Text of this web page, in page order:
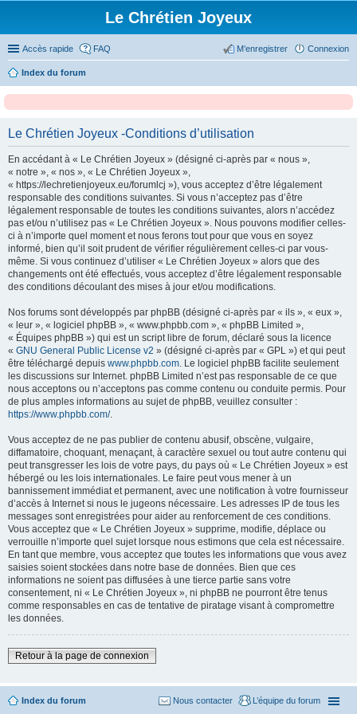
Le Chrétien Joyeux
Accès rapide FAQ Connexion
M’enregistrer
Index du forum
Le Chrétien Joyeux -Conditions d’utilisation
En accédant à « Le Chrétien Joyeux » (désigné ci-après par « nous »,
« notre », « nos », « Le Chrétien Joyeux »,
« https://lechretienjoyeux.eu/forumlcj »), vous acceptez d’être légalement
responsable des conditions suivantes. Si vous n’acceptez pas d’être
légalement responsable de toutes les conditions suivantes, alors n’accédez
pas et/ou n’utilisez pas « Le Chrétien Joyeux ». Nous pouvons modifier celles-
ci à n’importe quel moment et nous ferons tout pour que vous en soyez
informé, bien qu’il soit prudent de vérifier régulièrement celles-ci par vous-
même. Si vous continuez d’utiliser « Le Chrétien Joyeux » alors que des
changements ont été effectués, vous acceptez d’être légalement responsable
des conditions découlant des mises à jour et/ou modifications.
Nos forums sont développés par phpBB (désigné ci-après par « ils », « eux »,
« leur », « logiciel phpBB », « www.phpbb.com », « phpBB Limited »,
« Équipes phpBB ») qui est un script libre de forum, déclaré sous la licence
« GNU General Public License v2 » (désigné ci-après par « GPL ») et qui peut
être téléchargé depuis www.phpbb.com. Le logiciel phpBB facilite seulement
les discussions sur Internet. phpBB Limited n’est pas responsable de ce que
nous acceptons ou n’acceptons pas comme contenu ou conduite permis. Pour
de plus amples informations au sujet de phpBB, veuillez consulter :
https://www.phpbb.com/.
Vous acceptez de ne pas publier de contenu abusif, obscène, vulgaire,
diffamatoire, choquant, menaçant, à caractère sexuel ou tout autre contenu qui
peut transgresser les lois de votre pays, du pays où « Le Chrétien Joyeux » est
hébergé ou les lois internationales. Le faire peut vous mener à un
bannissement immédiat et permanent, avec une notification à votre fournisseur
d’accès à Internet si nous le jugeons nécessaire. Les adresses IP de tous les
messages sont enregistrées pour aider au renforcement de ces conditions.
Vous acceptez que « Le Chrétien Joyeux » supprime, modifie, déplace ou
verrouille n’importe quel sujet lorsque nous estimons que cela est nécessaire.
En tant que membre, vous acceptez que toutes les informations que vous avez
saisies soient stockées dans notre base de données. Bien que ces
informations ne soient pas diffusées à une tierce partie sans votre
consentement, ni « Le Chrétien Joyeux », ni phpBB ne pourront être tenus
comme responsables en cas de tentative de piratage visant à compromettre
les données.
Retour à la page de connexion
Index du forum L’équipe du forum
Nous contacter